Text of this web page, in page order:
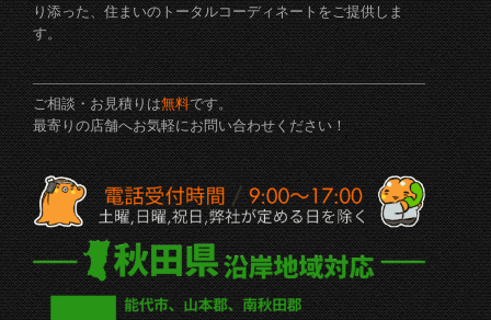
り添った、住まいのトータルコーディネートをご提供しま
す。
ご相談・お見積りは無料です。
最寄りの店舗へお気軽にお問い合わせください！